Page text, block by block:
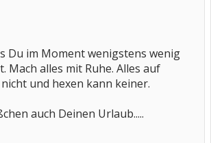
Du im Moment wenigstens wenig
Mach alles mit Ruhe. Alles auf
und hexen kann keiner.
auch Deinen Urlaub.....